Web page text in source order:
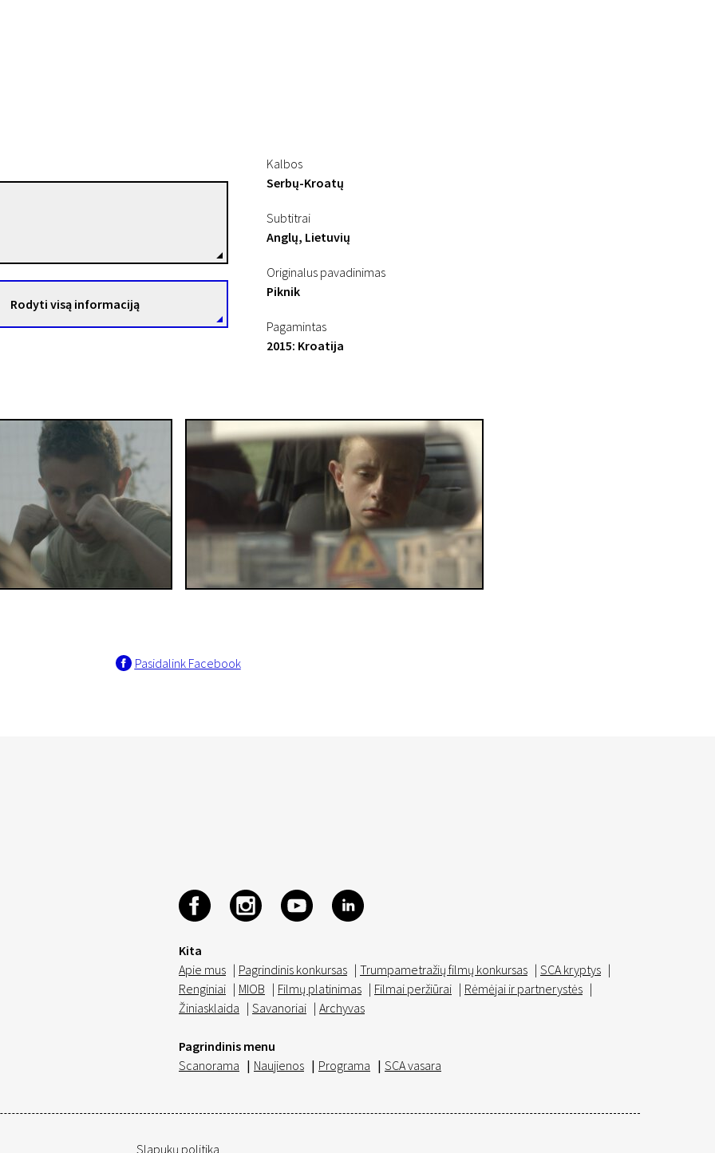
Rodyti visą informaciją
Kalbos
Serbų-Kroatų
Subtitrai
Anglų, Lietuvių
Originalus pavadinimas
Piknik
Pagamintas
2015: Kroatija
Pasidalink Facebook
Kita
Apie mus | Pagrindinis konkursas | Trumpametražių filmų konkursas | SCA kryptys |
Renginiai | MIOB | Filmų platinimas | Filmai peržiūrai | Rėmėjai ir partnerystės |
Žiniasklaida | Savanoriai | Archyvas
Pagrindinis menu
Scanorama | Naujienos | Programa | SCA vasara
Slapukų politika